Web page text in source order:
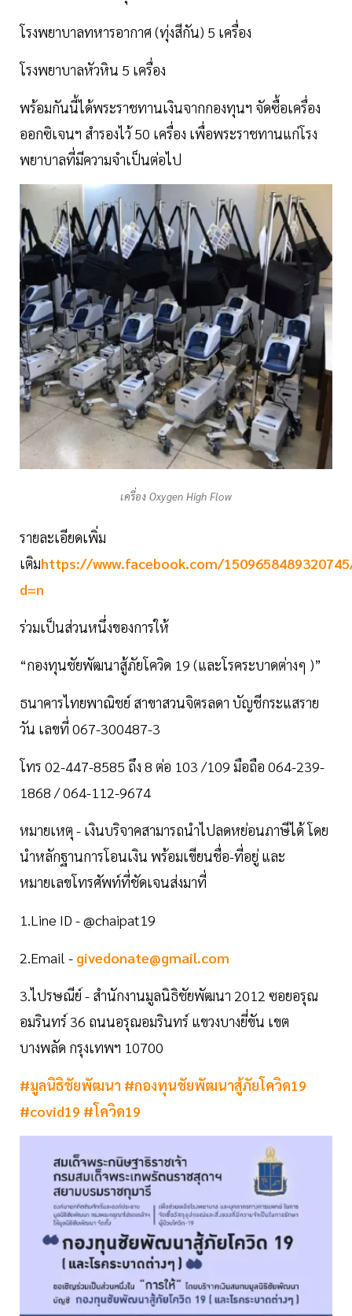
โรงพยาบาลทหารอากาศ (ทุ่งสีกัน) 5 เครื่อง
โรงพยาบาลหัวหิน 5 เครื่อง
พร้อมกันนี้ได้พระราชทานเงินจากกองทุนฯ จัดซื้อเครื่อง
ออกซิเจนฯ สำรองไว้ 50 เครื่อง เพื่อพระราชทานแก่โรง
พยาบาลที่มีความจำเป็นต่อไป
เครื่อง Oxygen High Flow
รายละเอียดเพิ่ม
เติมhttps://www.facebook.com/
d=n
ร่วมเป็นส่วนหนึ่งของการให้
“กองทุนชัยพัฒนาสู้ภัยโควิด 19 (และโรคระบาดต่างๆ )”
ธนาคารไทยพาณิชย์ สาขาสวนจิตรลดา บัญชีกระแสราย
วัน เลขที่ 067-300487-3
โทร 02-447-8585 ถึง 8 ต่อ 103 /109 มือถือ 064-239-
1868 / 064-112-9674
หมายเหตุ - เงินบริจาคสามารถนำไปลดหย่อนภาษีได้ โดย
นำหลักฐานการโอนเงิน พร้อมเขียนชื่อ-ที่อยู่ และ
หมายเลขโทรศัพท์ที่ชัดเจนส่งมาที่
1.Line ID - @chaipat19
2.Email - givedonate@gmail.com
3.ไปรษณีย์ - สำนักงานมูลนิธิชัยพัฒนา 2012 ซอยอรุณ
อมรินทร์ 36 ถนนอรุณอมรินทร์ แขวงบางยี่ขัน เขต
บางพลัด กรุงเทพฯ 10700
#มูลนิธิชัยพัฒนา #กองทุนชัยพัฒนาสู้ภัยโควิด19
#covid19 #โควิด19